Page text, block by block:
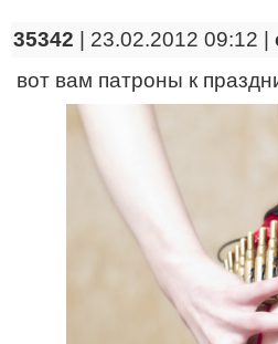
35342 | 23.02.2012 09:12 |
вот вам патроны к